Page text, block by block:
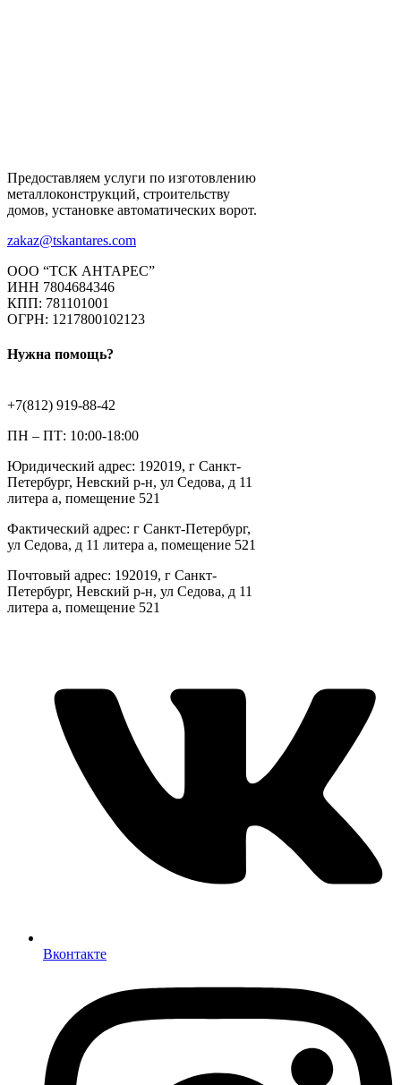
Предоставляем услуги по изготовлению
металлоконструкций, строительству
домов, установке автоматических ворот.
zakaz@tskantares.com
ООО “ТСК АНТАРЕС”
ИНН 7804684346
КПП: 781101001
ОГРН: 1217800102123
Нужна помощь?
+7(812) 919-88-42
ПН – ПТ: 10:00-18:00
Юридический адрес: 192019, г Санкт-
Петербург, Невский р-н, ул Седова, д 11
литера а, помещение 521
Фактический адрес: г Санкт-Петербург,
ул Седова, д 11 литера а, помещение 521
Почтовый адрес: 192019, г Санкт-
Петербург, Невский р-н, ул Седова, д 11
литера а, помещение 521
Вконтакте